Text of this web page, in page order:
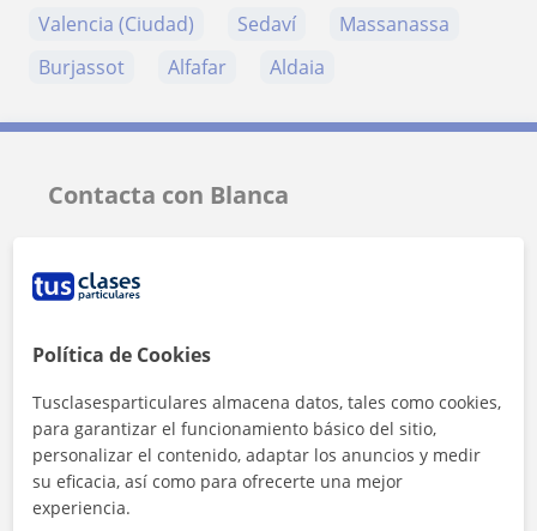
Valencia (Ciudad) Sedaví
Massanassa
Burjassot
Alfafar Aldaia
Contacta con Blanca
Política de Cookies
Tusclasesparticulares almacena datos, tales como cookies,
para garantizar el funcionamiento básico del sitio,
personalizar el contenido, adaptar los anuncios y medir
su eficacia, así como para ofrecerte una mejor
experiencia.